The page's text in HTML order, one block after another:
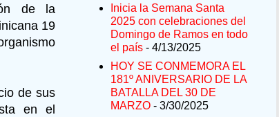
de la
19
de sus
en el
Inicia la Semana Santa
2025 con celebraciones del
Domingo de Ramos en todo
el país - 4/13/2025
HOY SE CONMEMORA EL
181º ANIVERSARIO DE LA
BATALLA DEL 30 DE
MARZO - 3/30/2025